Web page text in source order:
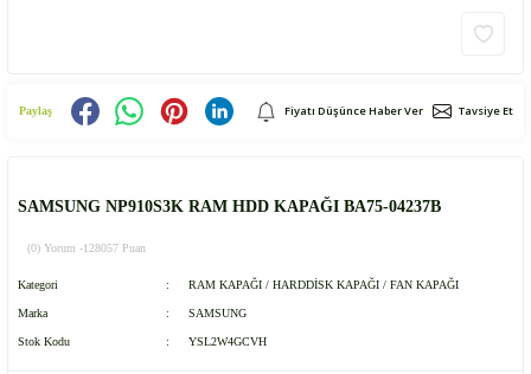
Paylaş Fiyatı Düşünce Haber Ver Tavsiye Et
SAMSUNG NP910S3K RAM HDD KAPAĞI BA75-04237B
(0) Yorum -128057 Puan
Kategori RAM KAPAĞI / HARDDİSK KAPAĞI / FAN KAPAĞI
Marka SAMSUNG
Stok Kodu YSL2W4GCVH